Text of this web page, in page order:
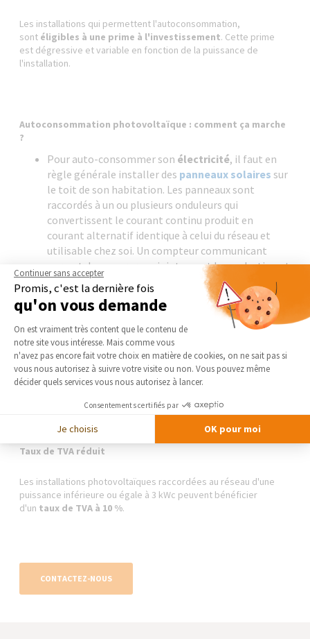
Les installations qui permettent l'autoconsommation,
sont éligibles à une prime à l'investissement. Cette prime
est dégressive et variable en fonction de la puissance de
l'installation.
Autoconsommation photovoltaïque : comment ça marche
?
Pour auto-consommer son électricité, il faut en
règle générale installer des panneaux solaires sur
le toit de son habitation. Les panneaux sont
raccordés à un ou plusieurs onduleurs qui
convertissent le courant continu produit en
courant alternatif identique à celui du réseau et
utilisable chez soi. Un compteur communicant
permet de mesurer conjointement la production et
la consommation d'électricité.
L'ensemble de l'installation est raccordé auréseau
Il existe différentes options de gestion de
l'électricité produite impliquant un contrat et un
type de raccordement spécifique.
Taux de TVA réduit
Les installations photovoltaïques raccordées au réseau d'une
puissance inférieure ou égale à 3 kWc peuvent bénéficier
d'un taux de TVA à 10 %.
CONTACTEZ-NOUS
Continuer sans accepter
Promis, c'est la dernière fois
qu'on vous demande
Plateforme de Gestion du
On est vraiment très content que le contenu de
notre site vous intéresse. Mais comme vous
n'avez pas encore fait votre choix en matière de cookies, on ne sait pas si
vous nous autorisez à suivre votre visite ou non. Vous pouvez même
décider quels services vous nous autorisez à lancer.
Consentements certifiés par
Je choisis OK pour moi
Axeptio consent